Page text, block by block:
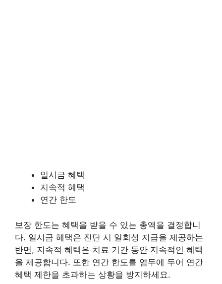
일시금 혜택
지속적 혜택
연간 한도
보장 한도는 혜택을 받을 수 있는 총액을 결정합니
다. 일시금 혜택은 진단 시 일회성 지급을 제공하는
반면, 지속적 혜택은 치료 기간 동안 지속적인 혜택
을 제공합니다. 또한 연간 한도를 염두에 두어 연간
혜택 제한을 초과하는 상황을 방지하세요.